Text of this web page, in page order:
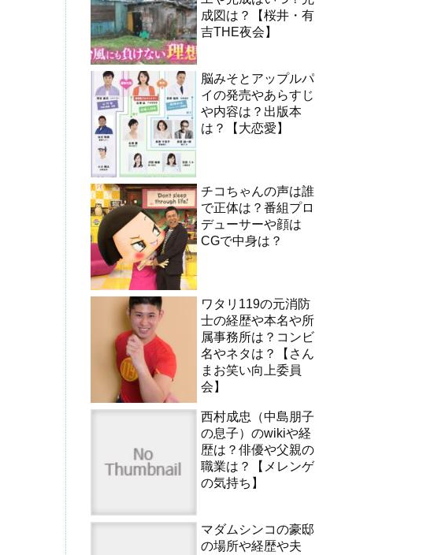
成図は？【桜井・有
吉THE夜会】
脳みそとアップルパ
イの発売やあらすじ
や内容は？出版本
は？【大恋愛】
チコちゃんの声は誰
で正体は？番組プロ
デューサーや顔は
CGで中身は？
ワタリ119の元消防
士の経歴や本名や所
属事務所は？コンビ
名やネタは？【さん
まお笑い向上委員
会】
西村成忠（中島朋子
の息子）のwikiや経
歴は？俳優や父親の
職業は？【メレンゲ
の気持ち】
マダムシンコの豪邸
の場所や経歴や夫